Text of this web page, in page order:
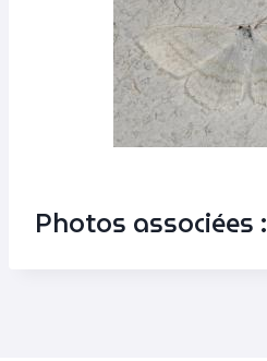
Photos associées :